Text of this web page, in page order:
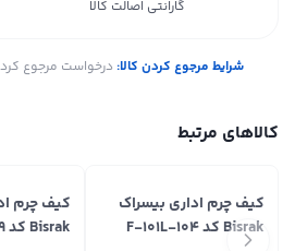
گارانتی اصالت کالا
شرایط مرجوع کردن کالا: درخواست مرجوع
کالاهای مرتبط
کیف چرم اداری بیسراک
Bisrak کد F-101L-104
کیف چرم
Bisrak کد F-101R-99